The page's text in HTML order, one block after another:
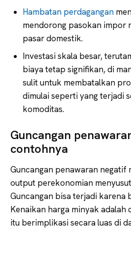
Hambatan perdagangan
mendorong pasokan impor
pasar domestik.
Investasi skala besar,
biaya tetap signifikan, di
sulit untuk membatalkan
dimulai seperti yang terjadi
komoditas.
Guncangan
contohnya
Guncangan penawaran negatif
output perekonomian
Guncangan bisa terjadi karena
Kenaikan harga minyak adalah
itu berimplikasi secara luas di